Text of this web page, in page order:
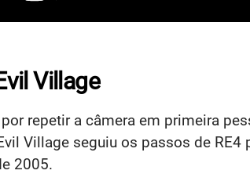
Village
repetir a câmera em primeira
Village seguiu os passos de
2005.